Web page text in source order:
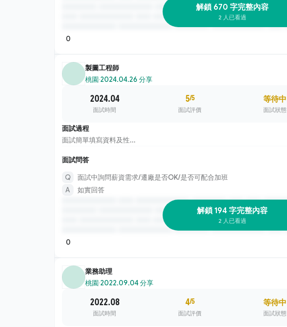
解鎖 670 字完整內容
2 人已看過
0
製圖工程師
桃園·2024.04.26 分享
2024.04
面試時間
5/5
面試評價
等待中
面試狀態
面試過程
面試簡單填寫資料及性...
面試問答
面試中詢問薪資需求/遷廠是否OK/是否可配合加班
如實回答
解鎖 194 字完整內容
2 人已看過
0
業務助理
桃園·2022.09.04 分享
2022.08
面試時間
4/5
面試評價
等待中
面試狀態